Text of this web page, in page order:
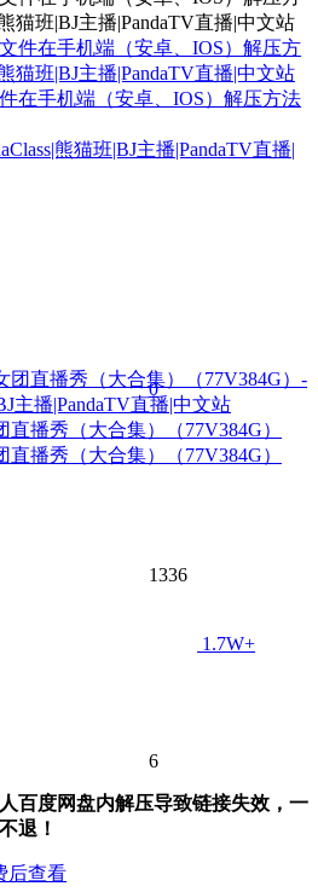
在手机端（安卓、IOS）解压方法
0
1336
6
百度网盘内解压导致链接失效，一
退！
后查看
直播秀（大合集）（77V384G）
直播秀（大合集）（77V384G）
1.7W+